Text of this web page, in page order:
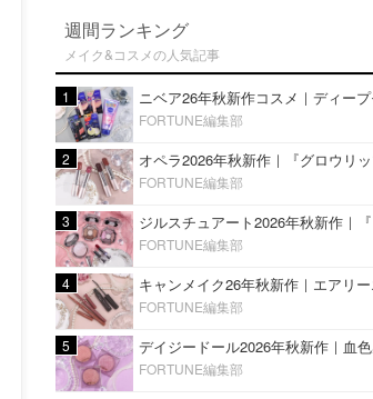
週間ランキング
メイク&コスメの人気記事
1
FORTUNE編集部
2
FORTUNE編集部
3
FORTUNE編集部
4
FORTUNE編集部
5
FORTUNE編集部